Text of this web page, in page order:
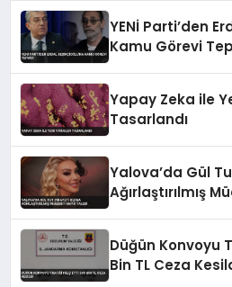
YENİ Parti’den
Kamu Görevi
Yapay Zeka ile
Tasarlandı
Yalova’da Gül
Ağırlaştırılmış
Düğün Konvoyu
Bin TL Ceza